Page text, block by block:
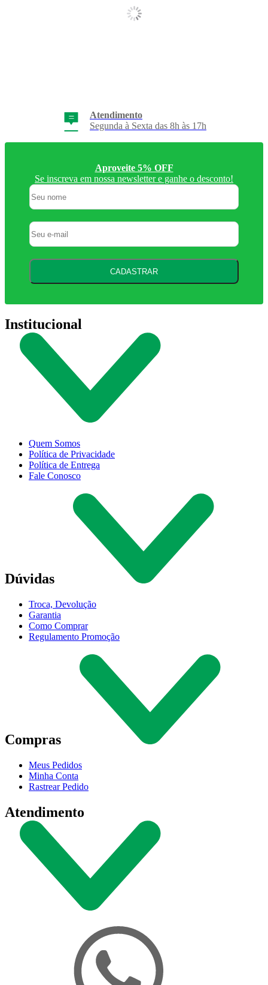
Atendimento
Segunda à Sexta das 8h às 17h
Frete Grátis
Consulte Regulamento
Aproveite 5% OFF
Se inscreva em nossa newsletter e ganhe o desconto!
CADASTRAR
Institucional
Quem Somos
Política de Privacidade
Política de Entrega
Fale Conosco
Dúvidas
Troca, Devolução
Garantia
Como Comprar
Regulamento Promoção
Compras
Meus Pedidos
Minha Conta
Rastrear Pedido
Atendimento